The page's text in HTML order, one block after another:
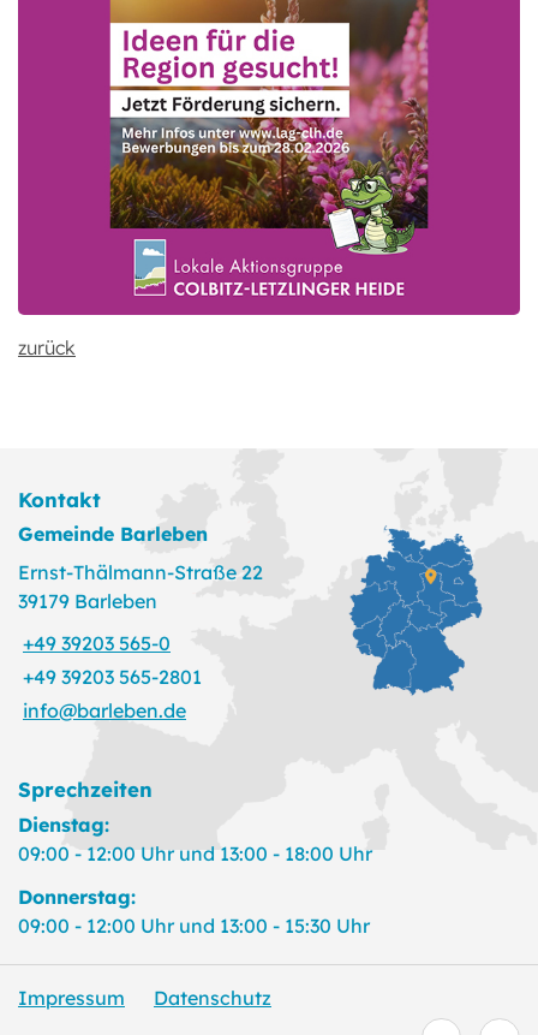
zurück
Kontakt
Gemeinde Barleben
Ernst-Thälmann-Straße 22
39179 Barleben
+49 39203 565-0
+49 39203 565-2801
info@barleben.de
Sprechzeiten
Dienstag:
09:00 - 12:00 Uhr und 13:00 - 18:00 Uhr
Donnerstag:
09:00 - 12:00 Uhr und 13:00 - 15:30 Uhr
Impressum
Datenschutz